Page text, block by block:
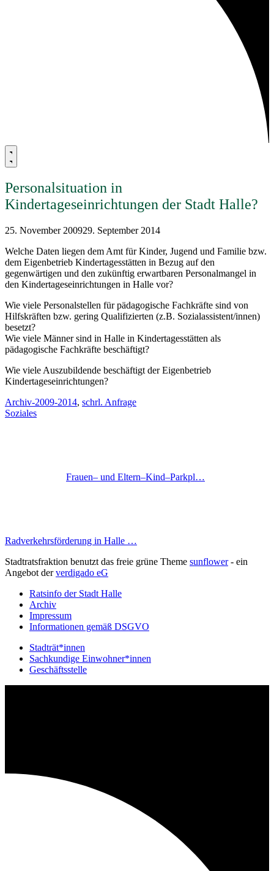
Personalsituation in
Kindertageseinrichtungen der Stadt Halle?
25. November 200929. September 2014
Welche Daten liegen dem Amt für Kinder, Jugend und Familie bzw.
dem Eigenbetrieb Kindertagesstätten in Bezug auf den
gegenwärtigen und den zukünftig erwartbaren Personalmangel in
den Kindertageseinrichtungen in Halle vor?
Wie viele Personalstellen für pädagogische Fachkräfte sind von
Hilfskräften bzw. gering Qualifizierten (z.B. Sozialassistent/innen)
besetzt?
Wie viele Männer sind in Halle in Kindertagesstätten als
pädagogische Fachkräfte beschäftigt?
Wie viele Auszubildende beschäftigt der Eigenbetrieb
Kindertageseinrichtungen?
Archiv-2009-2014, schrl. Anfrage
Soziales
Frauen– und Eltern–Kind–Parkpl…
Radverkehrsförderung in Halle …
Stadtratsfraktion benutzt das freie grüne Theme sunflower‐ ein
Angebot derverdigado eG
Ratsinfo der Stadt Halle
Archiv
Impressum
Informationen gemäß DSGVO
Stadträt*innen
Sachkundige Einwohner*innen
Geschäftsstelle